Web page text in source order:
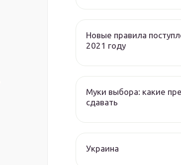
Новые правила
2021 году
Муки выбора: какие
сдавать
Украина